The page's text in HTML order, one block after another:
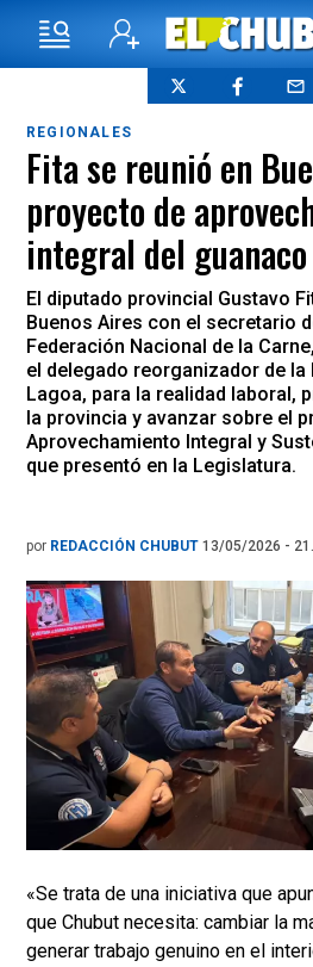
REGIONALES
Fita se reunió en
proyecto de
integral del guanaco
El diputado provincial Gustavo
Buenos Aires con el secretario
Federación Nacional de la
el delegado reorganizador de la
Lagoa, para la realidad laboral,
la provincia y avanzar sobre el
Aprovechamiento Integral y
que presentó en la Legislatura.
por REDACCIÓN CHUBUT 13/05/2026 -
«Se trata de una iniciativa que
que Chubut necesita: cambiar la
generar trabajo genuino en el